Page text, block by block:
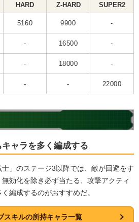
HARD Z-HARD SUPER2
5160 9900 -
- 16500 -
- 18000 -
- - 22000
ャラを多く編成する
」のステージ3以降では、敵が回避をす
効化を除き必ず当たる、攻撃アクティ
編成するのがおすすめだ。
スキルの所持キャラ一覧